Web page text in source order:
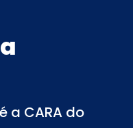
a CARA do